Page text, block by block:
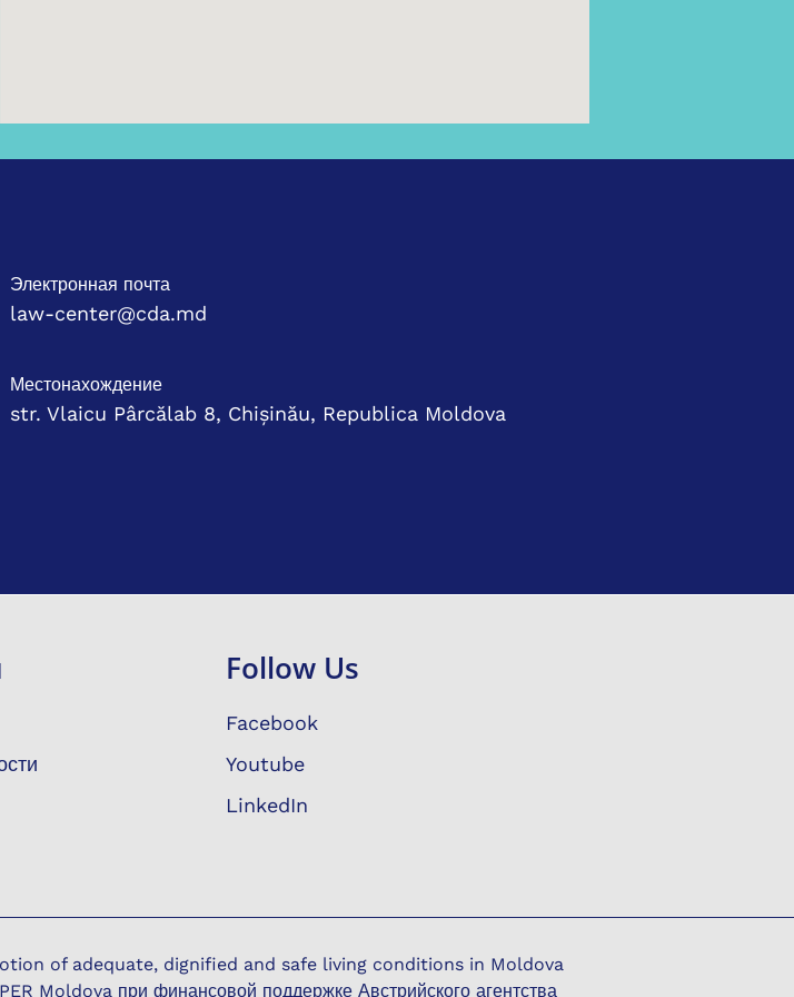
Электронная почта
law-center@cda.md
Местонахождение
str. Vlaicu Pârcălab 8, Chișinău, Republica Moldova
Follow Us
Facebook
Youtube
LinkedIn
of adequate, dignified and safe living conditions in Moldova
Moldova при финансовой поддержке Австрийского агентства